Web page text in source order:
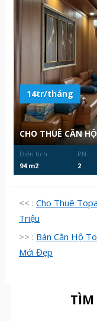
14tr/tháng
CHO THUÊ CĂN
Diện tích:
94 m2
PN:
2
<< : Cho Thuê
Triệu
>> : Bán Căn Hộ
Mới Đẹp
TÌM